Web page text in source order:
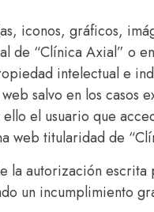
iconos, gráficos,
de “Clínica Axial” o
intelectual e
salvo en los casos
el usuario que
web titularidad de
autorización escrita
un incumplimiento